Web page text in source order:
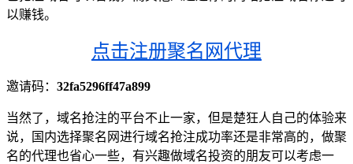
以赚钱。
点击注册聚名网代理
邀请码： 32fa5296ff47a899
当然了，域名抢注的平台不止一家，但是楚狂人自己的体验来
说，国内选择聚名网进行域名抢注成功率还是非常高的，做聚
名的代理也省心一些，有兴趣做域名投资的朋友可以考虑一